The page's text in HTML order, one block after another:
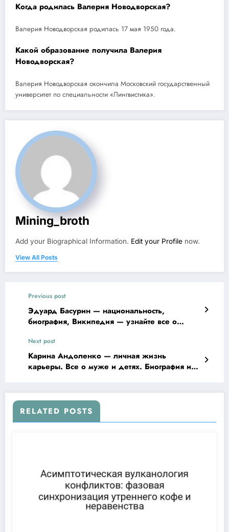
Когда родилась Валерия Новодворская?
Валерия Новодворская родилась 17 мая 1950 года.
Какой образование получила Валерия
Новодворская?
Валерия Новодворская окончила Московский государственный
университет по специальности «Лингвистика».
Mining_broth
Add your Biographical Information. Edit your Profile now.
View All Posts
Previous post
Эдуард Басурин — национальность,
биография, Википедия — узнайте все о
Next post
Карина Андоленко — личная жизнь
карьеры. Все о муже и детях. Биография и
RELATED POSTS